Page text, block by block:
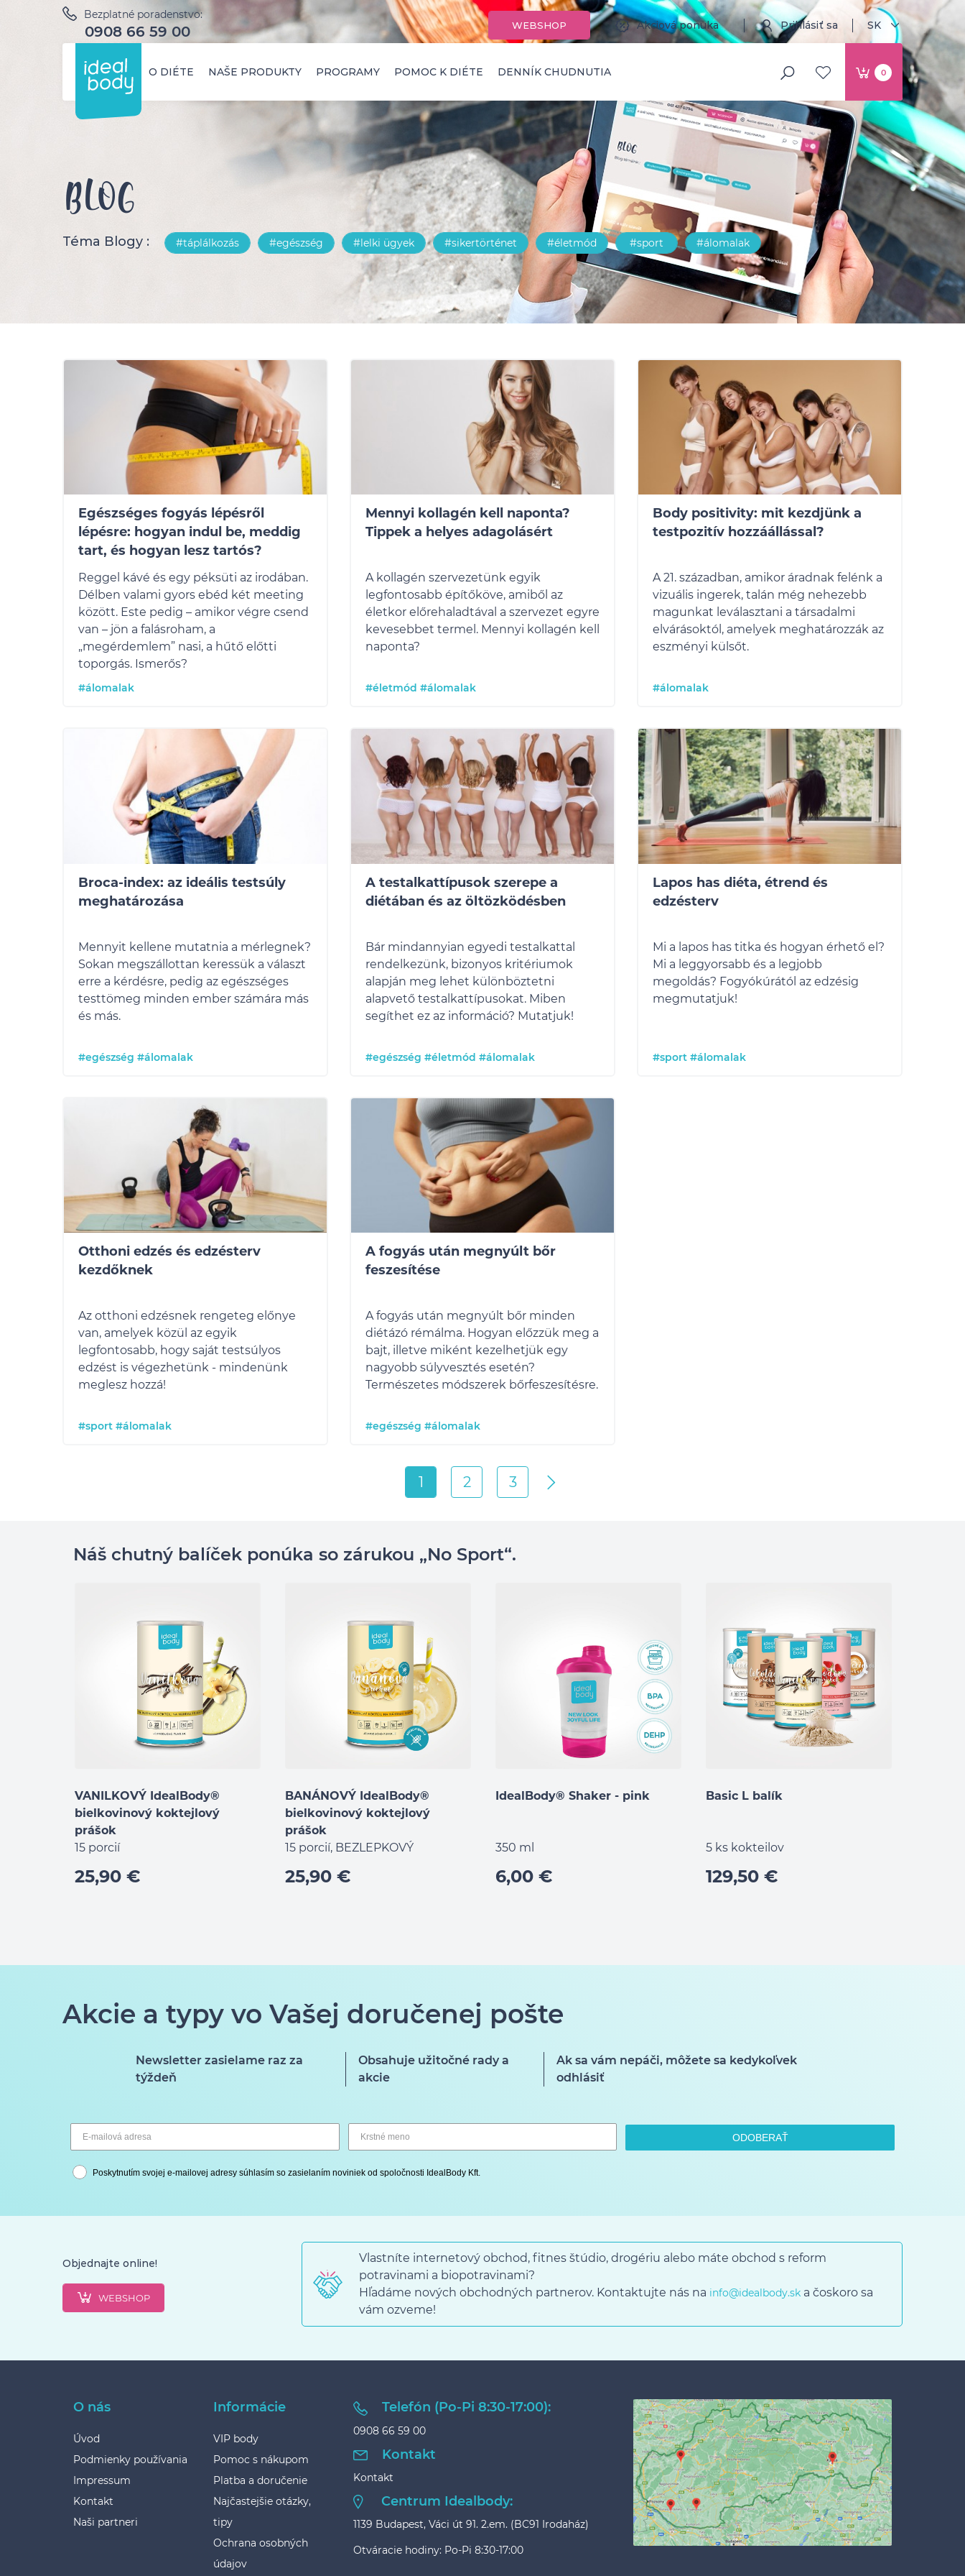
Bezplatné poradenstvo:
0908 66 59 00 WEBSHOP Akciová ponuka Prihlásiť sa SK
O DIÉTE NAŠE PRODUKTY PROGRAMY POMOC K DIÉTE DENNÍK CHUDNUTIA 0
BLOG
Téma Blogy : #táplálkozás #egészség #lelki ügyek #sikertörténet #életmód #sport #álomalak
Egészséges fogyás lépésről
lépésre: hogyan indul be, meddig
tart, és hogyan lesz tartós?
Reggel kávé és egy péksüti az irodában.
Délben valami gyors ebéd két meeting
között. Este pedig – amikor végre csend
van – jön a falásroham, a
„megérdemlem” nasi, a hűtő előtti
toporgás. Ismerős?
#álomalak
Mennyi kollagén kell naponta?
Tippek a helyes adagolásért
A kollagén szervezetünk egyik
legfontosabb építőköve, amiből az
életkor előrehaladtával a szervezet egyre
kevesebbet termel. Mennyi kollagén kell
naponta?
#életmód #álomalak
Body positivity: mit kezdjünk a
testpozitív hozzáállással?
A 21. században, amikor áradnak felénk a
vizuális ingerek, talán még nehezebb
magunkat leválasztani a társadalmi
elvárásoktól, amelyek meghatározzák az
eszményi külsőt.
#álomalak
Broca-index: az ideális testsúly
meghatározása
Mennyit kellene mutatnia a mérlegnek?
Sokan megszállottan keressük a választ
erre a kérdésre, pedig az egészséges
testtömeg minden ember számára más
és más.
#egészség #álomalak
A testalkattípusok szerepe a
diétában és az öltözködésben
Bár mindannyian egyedi testalkattal
rendelkezünk, bizonyos kritériumok
alapján meg lehet különböztetni
alapvető testalkattípusokat. Miben
segíthet ez az információ? Mutatjuk!
#egészség #életmód #álomalak
Lapos has diéta, étrend és
edzésterv
Mi a lapos has titka és hogyan érhető el?
Mi a leggyorsabb és a legjobb
megoldás? Fogyókúrától az edzésig
megmutatjuk!
#sport #álomalak
Otthoni edzés és edzésterv
kezdőknek
Az otthoni edzésnek rengeteg előnye
van, amelyek közül az egyik
legfontosabb, hogy saját testsúlyos
edzést is végezhetünk - mindenünk
meglesz hozzá!
#sport #álomalak
A fogyás után megnyúlt bőr
feszesítése
A fogyás után megnyúlt bőr minden
diétázó rémálma. Hogyan előzzük meg a
bajt, illetve miként kezelhetjük egy
nagyobb súlyvesztés esetén?
Természetes módszerek bőrfeszesítésre.
#egészség #álomalak
1 2 3
Náš chutný balíček ponúka so zárukou „No Sport“.
VANILKOVÝ IdealBody®
bielkovinový koktejlový
prášok
15 porcií
25,90 €
BANÁNOVÝ IdealBody®
bielkovinový koktejlový
prášok
15 porcií, BEZLEPKOVÝ
25,90 €
IdealBody® Shaker - pink
350 ml
6,00 €
Basic L balík
5 ks kokteilov
129,50 €
Akcie a typy vo Vašej doručenej pošte
Newsletter zasielame raz za
týždeň
Obsahuje užitočné rady a
akcie
Ak sa vám nepáči, môžete sa kedykoľvek
odhlásiť
ODOBERAŤ
Poskytnutím svojej e-mailovej adresy súhlasím so zasielaním noviniek od spoločnosti IdealBody Kft.
Objednajte online!
WEBSHOP
Vlastníte internetový obchod, fitnes štúdio, drogériu alebo máte obchod s reform
potravinami a biopotravinami?
Hľadáme nových obchodných partnerov. Kontaktujte nás na info@idealbody.sk a čoskoro sa
vám ozveme!
O nás
Úvod
Podmienky používania
Impressum
Kontakt
Naši partneri
Informácie
VIP body
Pomoc s nákupom
Platba a doručenie
Najčastejšie otázky,
tipy
Ochrana osobných
údajov
Telefón (Po-Pi 8:30-17:00):
0908 66 59 00
Kontakt
Kontakt
Centrum Idealbody:
1139 Budapest, Váci út 91. 2.em. (BC91 Irodaház)
Otváracie hodiny: Po-Pi 8:30-17:00